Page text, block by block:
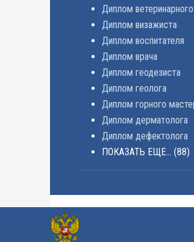
Диплом
Диплом визажиста
Диплом воспитателя
Диплом врача
Диплом геодезиста
Диплом геолога
Диплом горного
Диплом дерматолога
Диплом дефектолога
ПОКАЗАТЬ ЕЩЕ... (88)